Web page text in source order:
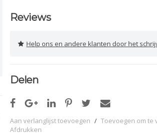
Reviews
Help ons en andere klanten door het schrijven
Delen
Aan verlanglijst toevoegen / Toevoegen om te
Afdrukken